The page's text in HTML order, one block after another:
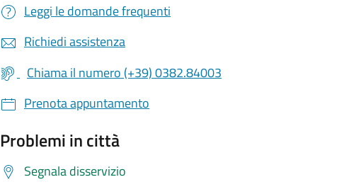
Leggi le domande frequenti
Richiedi assistenza
Chiama il numero (+39) 0382.84003
Prenota appuntamento
Problemi in città
Segnala disservizio